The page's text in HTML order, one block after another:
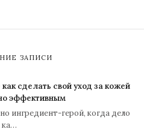
ЗАПИСИ
сделать свой уход за кожей
эффективным
ингредиент-герой, когда дело
ка…